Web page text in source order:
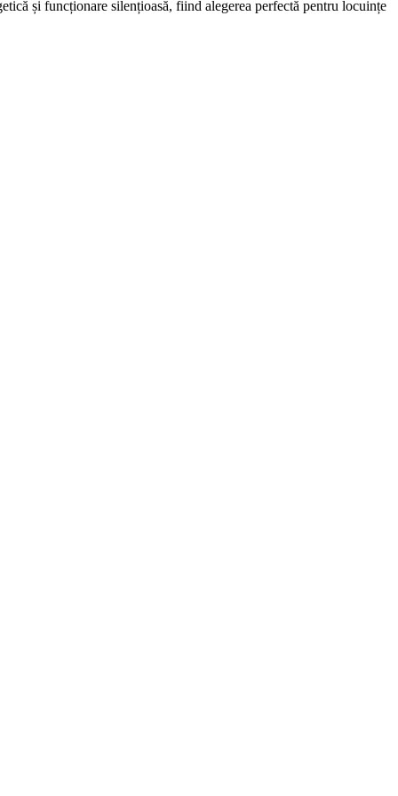
și funcționare silențioasă, fiind alegerea perfectă pentru locuințe